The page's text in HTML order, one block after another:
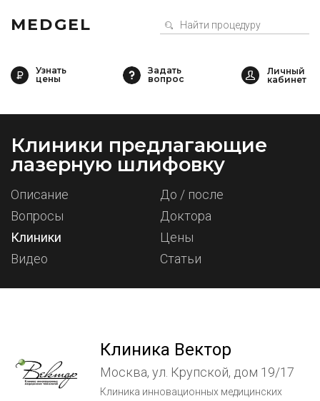
MEDGEL
Узнать
цены
Задать
вопрос
Клиники предлагающие
лазерную шлифовку
Описание
До / после
Вопросы
Доктора
Клиники
Цены
Видео
Статьи
Клиника Вектор
Москва, ул. Крупской, дом 19/17
Клиника инновационных медицинских